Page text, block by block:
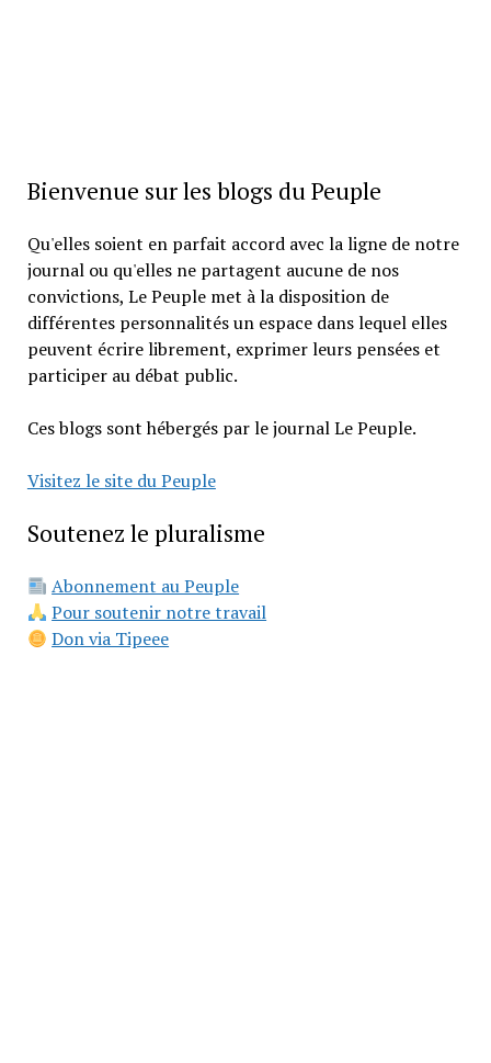
Bienvenue sur les blogs du Peuple
Qu'elles soient en parfait accord avec la ligne de notre
journal ou qu'elles ne partagent aucune de nos
convictions, Le Peuple met à la disposition de
différentes personnalités un espace dans lequel elles
peuvent écrire librement, exprimer leurs pensées et
participer au débat public.
Ces blogs sont hébergés par le journal Le Peuple.
Visitez le site du Peuple
Soutenez le pluralisme
Abonnement au Peuple
Pour soutenir notre travail
Don via Tipeee